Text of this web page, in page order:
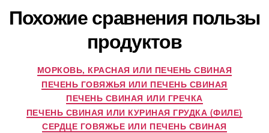
Похожие сравнения пользы
продуктов
МОРКОВЬ, КРАСНАЯ ИЛИ ПЕЧЕНЬ СВИНАЯ
ПЕЧЕНЬ ГОВЯЖЬЯ ИЛИ ПЕЧЕНЬ СВИНАЯ
ПЕЧЕНЬ СВИНАЯ ИЛИ ГРЕЧКА
ПЕЧЕНЬ СВИНАЯ ИЛИ КУРИНАЯ ГРУДКА (ФИЛЕ)
СЕРДЦЕ ГОВЯЖЬЕ ИЛИ ПЕЧЕНЬ СВИНАЯ